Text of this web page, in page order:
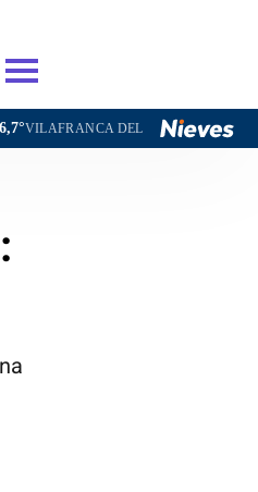
DEL PENEDÈS20,8°VILANOVA I LA